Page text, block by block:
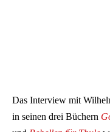
Das Interview mit
in seinen drei Büchern